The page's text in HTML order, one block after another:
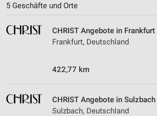
5 Geschäfte und Orte
CHRIST Angebote in Frankfurt
Frankfurt, Deutschland
422,77 km
CHRIST Angebote in Sulzbach
Sulzbach, Deutschland